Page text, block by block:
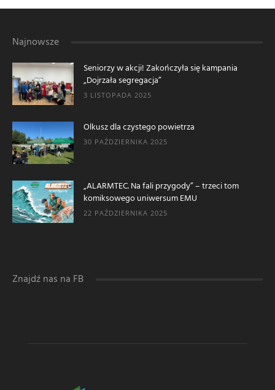
Najnowsze
Seniorzy w akcji! Zakończyła się kampania
„Dojrzała segregacja”
3 LISTOPADA 2025
Olkusz dla czystego powietrza
30 PAŹDZIERNIKA 2025
„ALARMTEC. Na fali przygody” – trzeci tom
komiksowego uniwersum EMU
22 PAŹDZIERNIKA 2025
Znajdź nas na FB